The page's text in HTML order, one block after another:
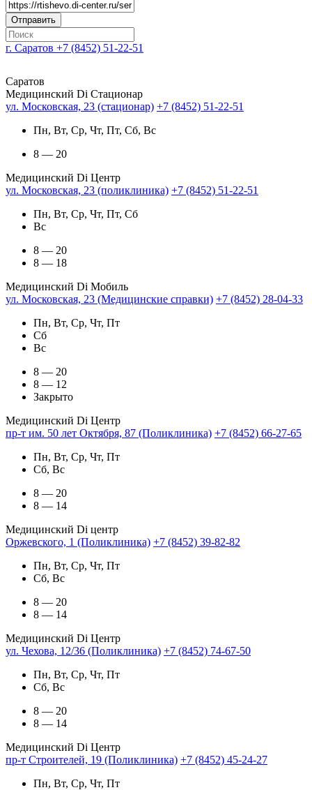
г. Саратов +7 (8452) 51-22-51
Саратов
Медицинский Di Стационар
ул. Московская, 23 (стационар) +7 (8452) 51-22-51
Пн, Вт, Ср, Чт, Пт, Сб, Вс
8 — 20
Медицинский Di Центр
ул. Московская, 23 (поликлиника) +7 (8452) 51-22-51
Пн, Вт, Ср, Чт, Пт, Сб
Вс
8 — 20
8 — 18
Медицинский Di Мобиль
ул. Московская, 23 (Медицинские справки) +7 (8452) 28-04-33
Пн, Вт, Ср, Чт, Пт
Сб
Вс
8 — 20
8 — 12
Закрыто
Медицинский Di Центр
пр-т им. 50 лет Октября, 87 (Поликлиника) +7 (8452) 66-27-65
Пн, Вт, Ср, Чт, Пт
Сб, Вс
8 — 20
8 — 14
Медицинский Di центр
Оржевского, 1 (Поликлиника) +7 (8452) 39-82-82
Пн, Вт, Ср, Чт, Пт
Сб, Вс
8 — 20
8 — 14
Медицинский Di Центр
ул. Чехова, 12/36 (Поликлиника) +7 (8452) 74-67-50
Пн, Вт, Ср, Чт, Пт
Сб, Вс
8 — 20
8 — 14
Медицинский Di Центр
пр-т Строителей, 19 (Поликлиника) +7 (8452) 45-24-27
Пн, Вт, Ср, Чт, Пт